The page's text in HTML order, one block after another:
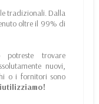
tradizionali. Dalla
oltre il 99% di
potreste trovare
nuovi,
o i fornitori sono